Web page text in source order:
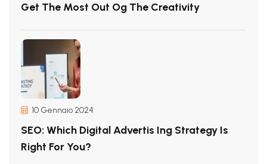
Get The Most Out Og The Creativity
10 Gennaio 2024
SEO: Which Digital Advertis Ing Strategy Is
Right For You?